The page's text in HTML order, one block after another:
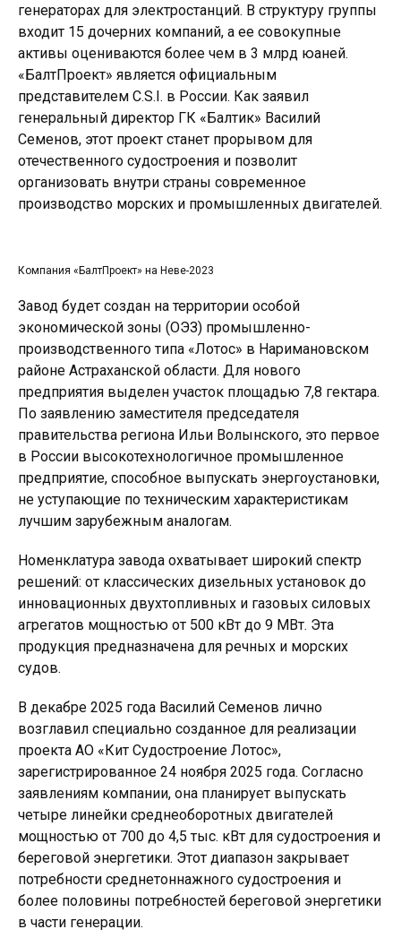
генераторах для электростанций. В структуру группы
входит 15 дочерних компаний, а ее совокупные
активы оцениваются более чем в 3 млрд юаней.
«БалтПроект» является официальным
представителем C.S.I. в России. Как заявил
генеральный директор ГК «Балтик» Василий
Семенов, этот проект станет прорывом для
отечественного судостроения и позволит
организовать внутри страны современное
производство морских и промышленных двигателей.
Компания «БалтПроект» на Неве-2023
Завод будет создан на территории особой
экономической зоны (ОЭЗ) промышленно-
производственного типа «Лотос» в Наримановском
районе Астраханской области. Для нового
предприятия выделен участок площадью 7,8 гектара.
По заявлению заместителя председателя
правительства региона Ильи Волынского, это первое
в России высокотехнологичное промышленное
предприятие, способное выпускать энергоустановки,
не уступающие по техническим характеристикам
лучшим зарубежным аналогам.
Номенклатура завода охватывает широкий спектр
решений: от классических дизельных установок до
инновационных двухтопливных и газовых силовых
агрегатов мощностью от 500 кВт до 9 МВт. Эта
продукция предназначена для речных и морских
судов.
В декабре 2025 года Василий Семенов лично
возглавил специально созданное для реализации
проекта АО «Кит Судостроение Лотос»,
зарегистрированное 24 ноября 2025 года. Согласно
заявлениям компании, она планирует выпускать
четыре линейки среднеоборотных двигателей
мощностью от 700 до 4,5 тыс. кВт для судостроения и
береговой энергетики. Этот диапазон закрывает
потребности среднетоннажного судостроения и
более половины потребностей береговой энергетики
в части генерации.